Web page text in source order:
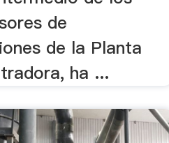
de
de la Planta
ha ...